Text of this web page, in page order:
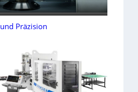
Präzision